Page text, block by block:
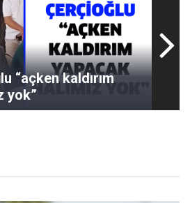
“açken kaldırım
yok”